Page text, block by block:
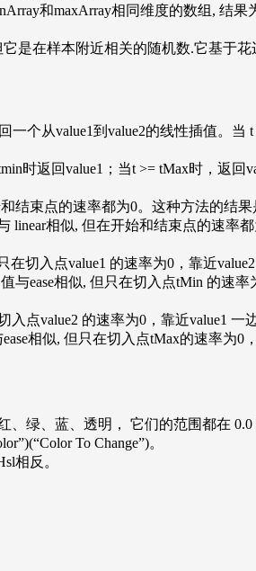
和maxArray相同维度的数组, 结果
是在样本附近相关的随机数.它基于花
一个从value1到value2的线性插值。当
时返回value1；当t >= tMax时，返回
结束点的速率都为0。这种方法的结果
linear相似, 但在开始和结束点的速率
在切入点value1 的速率为0，靠近
与ease相似, 但只在切入点tMin 的速
入点value2 的速率为0，靠近value1 一
相似, 但只在切入点tMax的速率为0
、绿、蓝、透明， 它们的范围都在
To Change”)。
相反。